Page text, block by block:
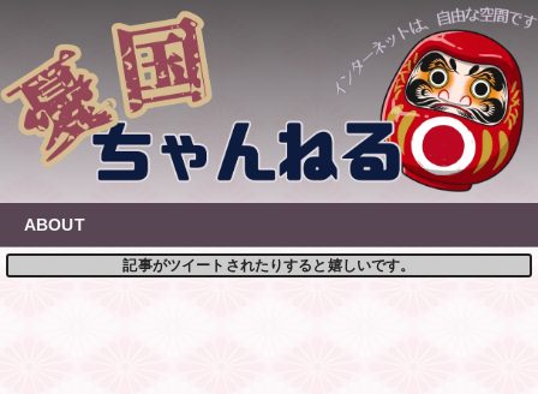
content
ABOUT
記事がツイートされたりすると嬉しいです。